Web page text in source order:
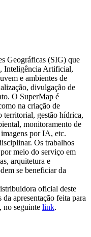
Geográficas (SIG) que
Inteligência Artificial,
e ambientes de
divulgação de
O SuperMap é
na criação de
territorial, gestão hídrica,
monitoramento de
imagens por IA, etc.
Os trabalhos
meio do serviço em
arquitetura e
se beneficiar da
oficial deste
apresentação feita para
no seguinte link.